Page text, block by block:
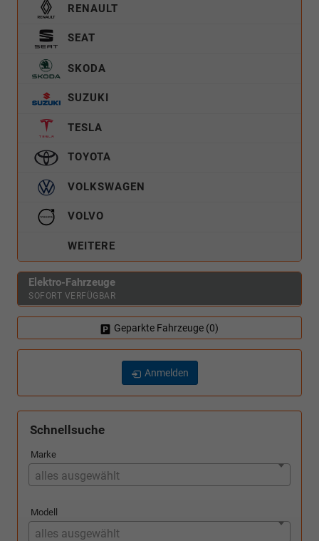
RENAULT
SEAT
SKODA
SUZUKI
TESLA
TOYOTA
VOLKSWAGEN
VOLVO
WEITERE
Elektro-Fahrzeuge
SOFORT VERFÜGBAR
Geparkte Fahrzeuge (0)
Anmelden
Schnellsuche
Marke
alles ausgewählt
Modell
alles ausgewählt